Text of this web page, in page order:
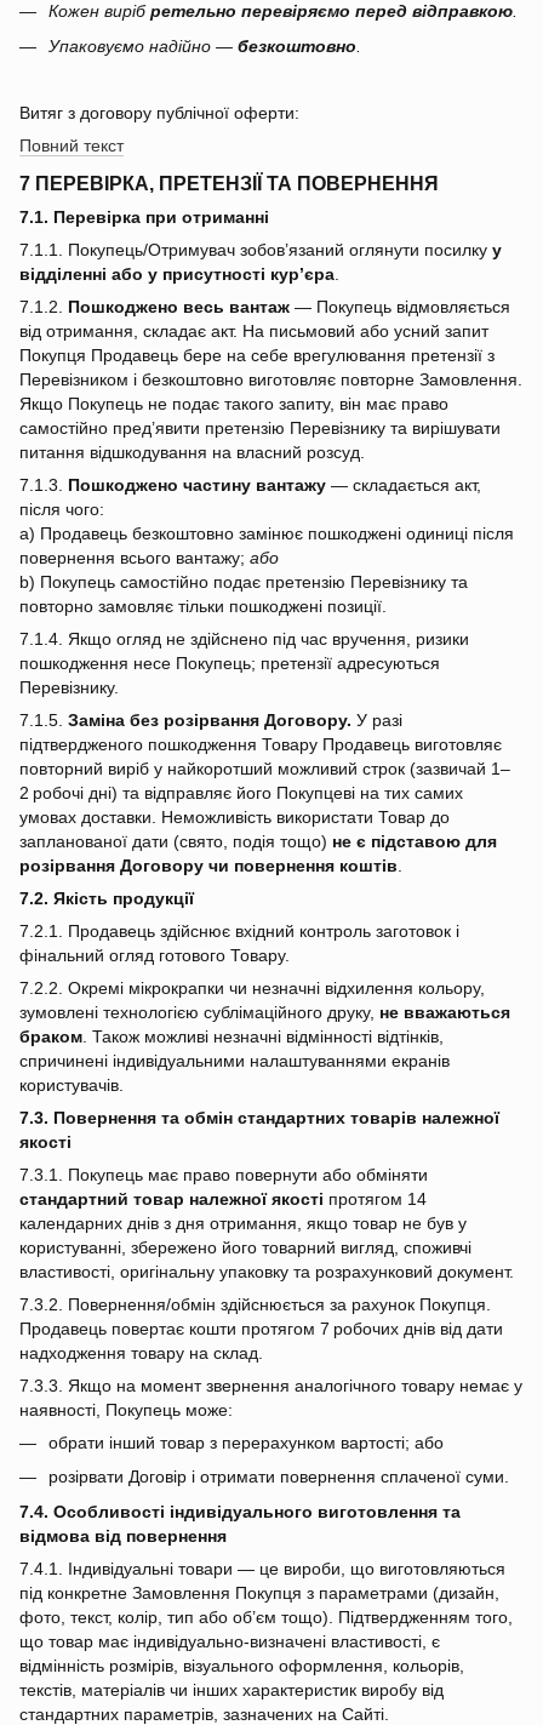
Кожен вирібретельно перевіряємо перед відправкою.
Упаковуємо надійно — безкоштовно
Витяг з договору публічної оферти:
Повний текст
7 ПЕРЕВІРКА, ПРЕТЕНЗІЇ ТА ПОВЕРНЕННЯ
7.1. Перевірка при отриманні
7.1.1. Покупець/Отримувач зобов’язаний оглянути посилку у
відділенні або у присутності кур’єра
7.1.2. Пошкоджено весь вантаж — Покупець відмовляється
від отримання, складає акт. На письмовий або усний запит
Покупця Продавець бере на себе врегулювання претензії з
Перевізником і безкоштовно виготовляє повторне Замовлення.
Якщо Покупець не подає такого запиту, він має право
самостійно пред’явити претензію Перевізнику та вирішувати
питання відшкодування на власний розсуд.
7.1.3. Пошкоджено частину вантажу — складається акт,
після чого:
a) Продавець безкоштовно замінює пошкоджені одиниці після
повернення всього вантажу; або
b) Покупець самостійно подає претензію Перевізнику та
повторно замовляє тільки пошкоджені позиції.
7.1.4. Якщо огляд не здійснено під час вручення, ризики
пошкодження несе Покупець; претензії адресуються
Перевізнику.
7.1.5. Заміна без розірвання Договору. У разі
підтвердженого пошкодження Товару Продавець виготовляє
повторний виріб у найкоротший можливий строк (зазвичай 1–
2 робочі дні) та відправляє його Покупцеві на тих самих
умовах доставки. Неможливість використати Товар до
запланованої дати (свято, подія тощо) не є підставою для
розірвання Договору чи повернення коштів
7.2. Якість продукції
7.2.1. Продавець здійснює вхідний контроль заготовок і
фінальний огляд готового Товару.
7.2.2. Окремі мікрокрапки чи незначні відхилення кольору,
зумовлені технологією сублімаційного друку, не вважаються
браком . Також можливі незначні відмінності відтінків,
спричинені індивідуальними налаштуваннями екранів
користувачів.
7.3. Повернення та обмін стандартних товарів належної
якості
7.3.1. Покупець має право повернути або обміняти
стандартний товар належної якості протягом 14
календарних днів з дня отримання, якщо товар не був у
користуванні, збережено його товарний вигляд, споживчі
властивості, оригінальну упаковку та розрахунковий документ.
7.3.2. Повернення/обмін здійснюється за рахунок Покупця.
Продавець повертає кошти протягом 7 робочих днів від дати
надходження товару на склад.
7.3.3. Якщо на момент звернення аналогічного товару немає у
наявності, Покупець може:
обрати інший товар з перерахунком вартості; або
розірвати Договір і отримати повернення сплаченої суми.
7.4. Особливості індивідуального виготовлення та
відмова від повернення
7.4.1. Індивідуальні товари — це вироби, що виготовляються
під конкретне Замовлення Покупця з параметрами (дизайн,
фото, текст, колір, тип або об’єм тощо). Підтвердженням того,
що товар має індивідуально‑визначені властивості, є
відмінність розмірів, візуального оформлення, кольорів,
текстів, матеріалів чи інших характеристик виробу від
стандартних параметрів, зазначених на Сайті.